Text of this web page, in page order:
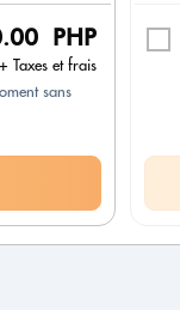
PHP
+ Taxes et frais
sans